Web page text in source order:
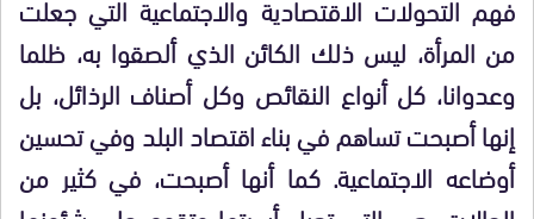
من المرأة، ليس ذلك الكائن الذي ألصقوا به، ظلما
وعدوانا، كل أنواع النقائص وكل أصناف الرذائل، بل
إنها أصبحت تساهم في بناء اقتصاد البلد وفي تحسين
أوضاعه الاجتماعية. كما أنها أصبحت، في كثير من